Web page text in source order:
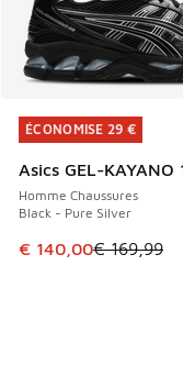
ÉCONOMISE 29 €
Asics GEL-KAYANO
Homme Chaussures
Black - Pure Silver
Cet article est en
€ 140,00€ 169,99
ÉCONOMISE 29 €